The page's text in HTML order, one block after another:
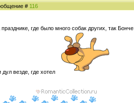
# 116
где было много собак других, так Бонче
везде, где хотел